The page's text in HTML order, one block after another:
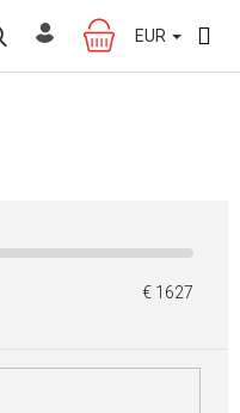
NÁKUPNÝ
KOŠÍK
EUR
€ 1627